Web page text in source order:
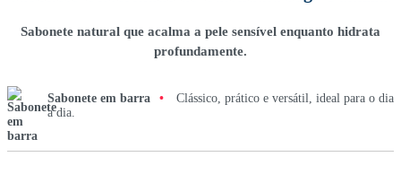
Sabonete natural que acalma a pele sensível enquanto hidrata
profundamente.
Sabonete em barra •
Clássico, prático e versátil, ideal para o dia
a dia.